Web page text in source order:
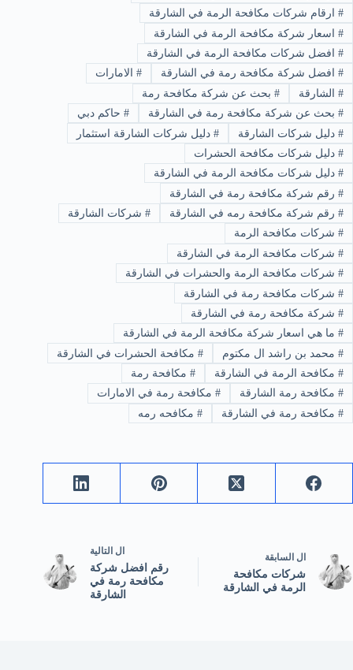
#ارقام شركات مكافحة الرمة في الشارقة
#اسعار شركة مكافحة الرمة في الشارقة
#افضل شركات مكافحة الرمة في الشارقة
#افضل شركة مكافحة رمة في الشارقة #الامارات
#الشارقة #بحث عن شركة مكافحة رمة
#بحث عن شركة مكافحة رمة في الشارقة #حاكم دبي
#دليل شركات الشارقة #دليل شركات الشارقة استثمار
#دليل شركات مكافحة الحشرات
#دليل شركات مكافحة الرمة في الشارقة
#رقم شركة مكافحة رمة في الشارقة
#رقم شركة مكافحة رمه في الشارقة #شركات الشارقة
#شركات مكافحة الرمة
#شركات مكافحة الرمة في الشارقة
#شركات مكافحة الرمة والحشرات في الشارقة
#شركات مكافحة رمة في الشارقة
#شركة مكافحة رمة في الشارقة
#ما هي اسعار شركة مكافحة الرمة في الشارقة
#محمد بن راشد ال مكتوم #مكافحة الحشرات في الشارقة
#مكافحة الرمة في الشارقة #مكافحة رمة
#مكافحة رمة الشارقة #مكافحة رمة في الامارات
#مكافحة رمة في الشارقة #مكافحه رمه
ال السابقة
شركات مكافحة
الرمة في الشارقة
ال التالية
رقم افضل شركة
مكافحة رمة في
الشارقة